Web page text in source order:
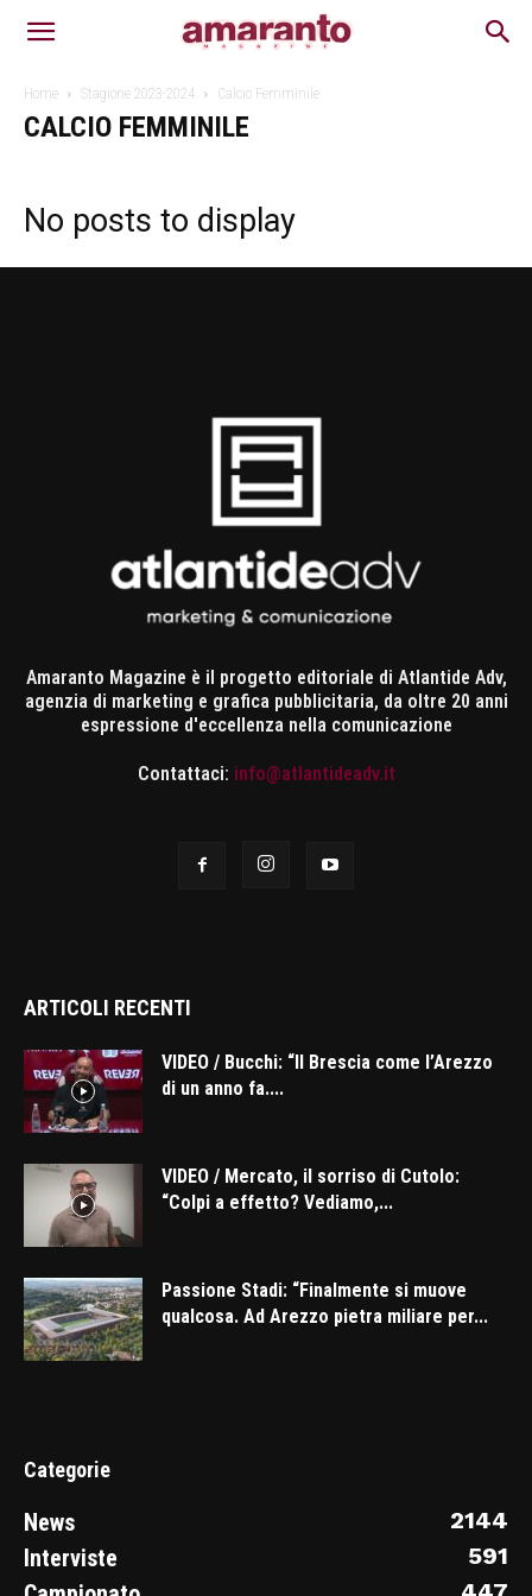
Home Stagione 2023-2024 Calcio Femminile
CALCIO FEMMINILE
No posts to display
Amaranto Magazine è il progetto editoriale di Atlantide Adv,
agenzia di marketing e grafica pubblicitaria, da oltre 20 anni
espressione d'eccellenza nella comunicazione
Contattaci: info@atlantideadv.it
ARTICOLI RECENTI
VIDEO / Bucchi: “Il Brescia come l’Arezzo
di un anno fa....
VIDEO / Mercato, il sorriso di Cutolo:
“Colpi a effetto? Vediamo,...
Passione Stadi: “Finalmente si muove
qualcosa. Ad Arezzo pietra miliare per...
Categorie
News
2144
Interviste
591